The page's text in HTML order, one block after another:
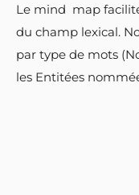
Le mind map
du champ lexical.
par type de mots
les Entitées